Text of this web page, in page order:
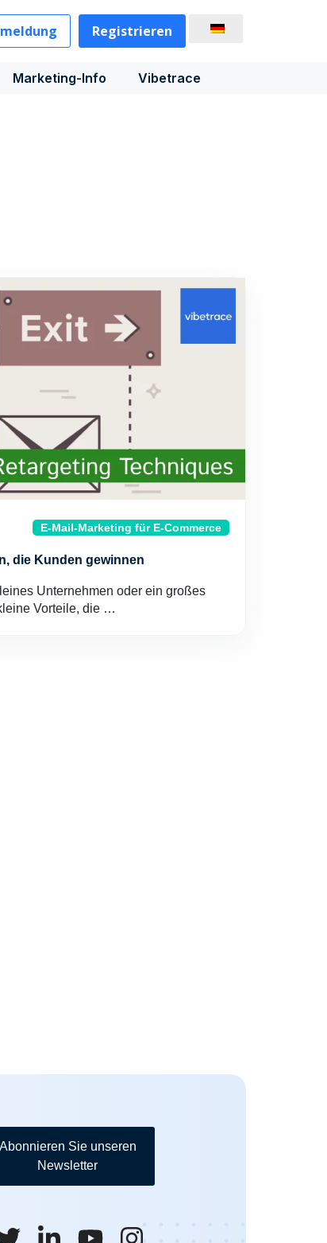
Registrieren
Marketing-Info Vibetrace
E-Mail-Marketing für E-Commerce
die Kunden gewinnen
Unternehmen oder ein großes
Vorteile, die …
Abonnieren Sie unseren
Newsletter